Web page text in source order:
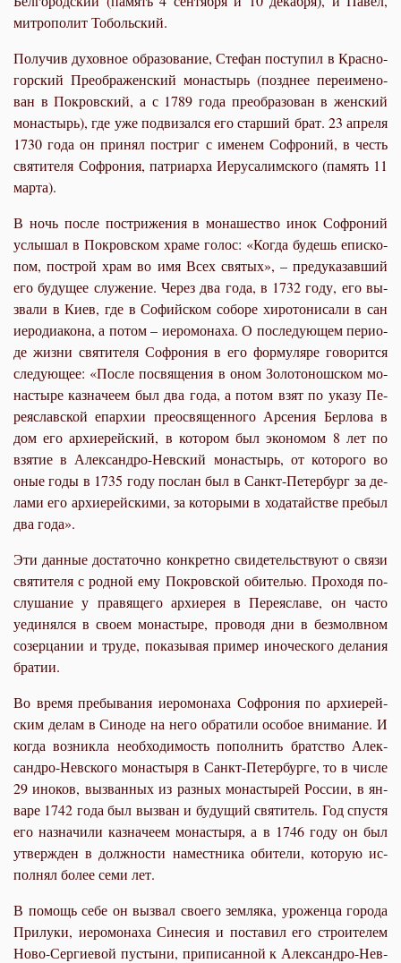
мит­ро­по­лит То­боль­ский.
По­лу­чив ду­хов­ное об­ра­зо­ва­ние, Сте­фан по­сту­пил в Крас­но­
гор­ский Пре­об­ра­жен­ский мо­на­стырь (позд­нее пе­ре­име­но­
ван в По­кров­ский, а с 1789 го­да пре­об­ра­зо­ван в жен­ский
мо­на­стырь), где уже под­ви­зал­ся его стар­ший брат. 23 ап­ре­ля
1730 го­да он при­нял по­стриг с име­нем Со­фро­ний, в честь
свя­ти­те­ля Со­фро­ния, пат­ри­ар­ха Иеру­са­лим­ско­го (па­мять 11
мар­та).
В ночь по­сле по­стри­же­ния в мо­на­ше­ство инок Со­фро­ний
услы­шал в По­кров­ском хра­ме го­лос: «Ко­гда бу­дешь епи­ско­
пом, по­строй храм во имя Всех свя­тых», – пре­ду­ка­зав­ший
его бу­ду­щее слу­же­ние. Через два го­да, в 1732 го­ду, его вы­
зва­ли в Ки­ев, где в Со­фий­ском со­бо­ре хи­ро­то­ни­са­ли в сан
иеро­ди­а­ко­на, а по­том – иеро­мо­на­ха. О по­сле­ду­ю­щем пе­ри­о­
де жиз­ни свя­ти­те­ля Со­фро­ния в его фор­му­ля­ре го­во­рит­ся
сле­ду­ю­щее: «По­сле по­свя­ще­ния в оном Зо­ло­то­нош­ском мо­
на­сты­ре каз­на­че­ем был два го­да, а по­том взят по ука­зу Пе­
ре­я­с­лав­ской епар­хии прео­свя­щен­но­го Ар­се­ния Бер­ло­ва в
дом его ар­хи­ерей­ский, в ко­то­ром был эко­но­мом 8 лет по
взя­тие в Алек­сан­дро-Нев­ский мо­на­стырь, от ко­то­ро­го во
оные го­ды в 1735 го­ду по­слан был в Санкт-Пе­тер­бург за де­
ла­ми его ар­хи­ерей­ски­ми, за ко­то­ры­ми в хо­да­тай­стве пре­был
два го­да».
Эти дан­ные до­ста­точ­но кон­крет­но сви­де­тель­ству­ют о свя­зи
свя­ти­те­ля с род­ной ему По­кров­ской оби­те­лью. Про­хо­дя по­
слу­ша­ние у пра­вя­ще­го ар­хи­ерея в Пе­ре­я­с­ла­ве, он ча­сто
уеди­нял­ся в сво­ем мо­на­сты­ре, про­во­дя дни в без­молв­ном
со­зер­ца­нии и тру­де, по­ка­зы­вая при­мер ино­че­ско­го де­ла­ния
бра­тии.
Во вре­мя пре­бы­ва­ния иеро­мо­на­ха Со­фро­ния по ар­хи­ерей­
ским де­лам в Си­но­де на него об­ра­ти­ли осо­бое вни­ма­ние. И
ко­гда воз­ник­ла необ­хо­ди­мость по­пол­нить брат­ство Алек­
сан­дро-Нев­ско­го мо­на­сты­ря в Санкт-Пе­тер­бур­ге, то в чис­ле
29 ино­ков, вы­зван­ных из раз­ных мо­на­сты­рей Рос­сии, в ян­
ва­ре 1742 го­да был вы­зван и бу­ду­щий свя­ти­тель. Год спу­стя
его на­зна­чи­ли каз­на­че­ем мо­на­сты­ря, а в 1746 го­ду он был
утвер­жден в долж­но­сти на­мест­ни­ка оби­те­ли, ко­то­рую ис­
пол­нял бо­лее се­ми лет.
В по­мощь се­бе он вы­звал сво­е­го зем­ля­ка, уро­жен­ца го­ро­да
При­лу­ки, иеро­мо­на­ха Си­не­сия и по­ста­вил его стро­и­те­лем
Но­во-Сер­ги­е­вой пу­сты­ни, при­пи­сан­ной к Алек­сан­дро-Нев­